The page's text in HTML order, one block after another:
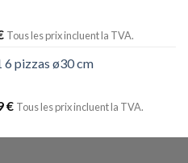
Tous les prix incluent la TVA.
6 pizzas ø30 cm
€ Tous les prix incluent la TVA.